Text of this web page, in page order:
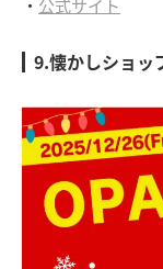
9.懐かしショッ